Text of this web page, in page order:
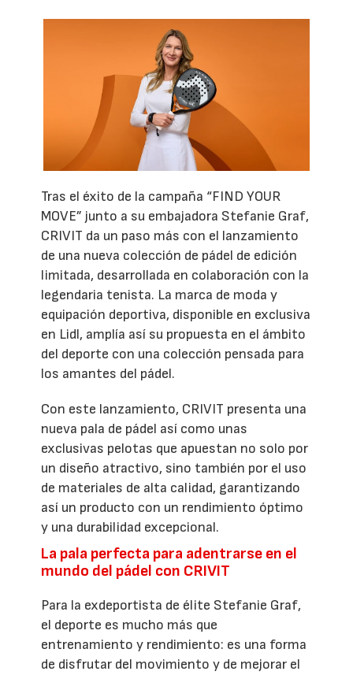
Tras el éxito de la campaña “FIND YOUR
MOVE” junto a su embajadora Stefanie Graf,
CRIVIT da un paso más con el lanzamiento
de una nueva colección de pádel de edición
limitada, desarrollada en colaboración con la
legendaria tenista. La marca de moda y
equipación deportiva, disponible en exclusiva
en Lidl, amplía así su propuesta en el ámbito
del deporte con una colección pensada para
los amantes del pádel.
Con este lanzamiento, CRIVIT presenta una
nueva pala de pádel así como unas
exclusivas pelotas que apuestan no solo por
un diseño atractivo, sino también por el uso
de materiales de alta calidad, garantizando
así un producto con un rendimiento óptimo
y una durabilidad excepcional.
La pala perfecta para adentrarse en el
mundo del pádel con CRIVIT
Para la exdeportista de élite Stefanie Graf,
el deporte es mucho más que
entrenamiento y rendimiento: es una forma
de disfrutar del movimiento y de mejorar el